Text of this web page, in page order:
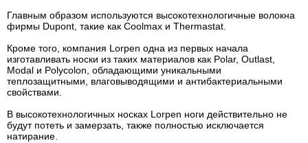
Главным образом используются высокотехнологичные волокна
фирмы Dupont, такие как Coolmax и Thermastat.
Кроме того, компания Lorpen одна из первых начала
изготавливать носки из таких материалов как Polar, Outlast,
Modal и Polycolon, обладающими уникальными
теплозащитными, влаговыводящими и антибактериальными
свойствами.
В высокотехнологичных носках Lorpen ноги действительно не
будут потеть и замерзать, также полностью исключается
натирание.